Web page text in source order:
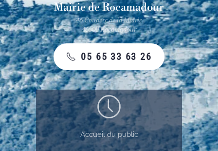
Mairie de Rocamadour
46 Couderc de la Mairie
46500 Rocamadour
05 65 33 63 26
Accueil du public